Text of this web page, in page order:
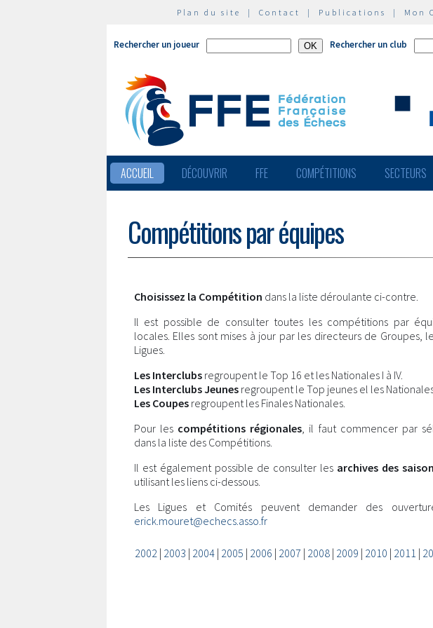
Plan du site | Contact | Publications | Mon
Rechercher un joueur Rechercher un club
ACCUEIL DÉCOUVRIR FFE COMPÉTITIONS SECTEURS
Compétitions par équipes
Choisissez la Compétition dans la liste déroulante ci-contre.
Il est possible de consulter toutes les compétitions par
locales. Elles sont mises à jour par les directeurs de Groupes,
Ligues.
Les Interclubs regroupent le Top 16 et les Nationales I à IV.
Les Interclubs Jeunes regroupent le Top jeunes el les
Les Coupes regroupent les Finales Nationales.
Pour les compétitions régionales, il faut commencer par
dans la liste des Compétitions.
Il est également possible de consulter les archives des
utilisant les liens ci-dessous.
Les Ligues et Comités peuvent demander des
erick.mouret@echecs.asso.fr
2002| 2003 | 2004| 2005 | 2006 | 2007 | 2008| 2009 | 2010 | 2011 |